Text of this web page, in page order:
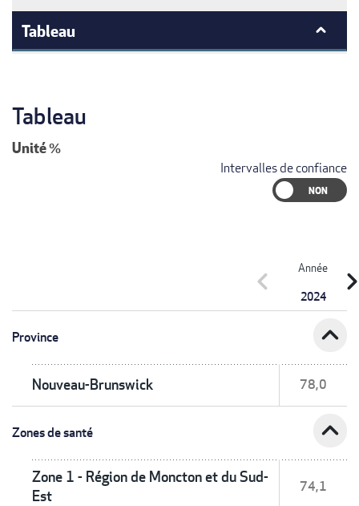
Tableau
Tableau
Unité%
Intervalles de confiance
Année
2024
chevron_left
Province expand_less
Nouveau-Brunswick 78,0
Zones de santé expand_less
Zone 1 - Région de Moncton et du Sud-
Est
74,1